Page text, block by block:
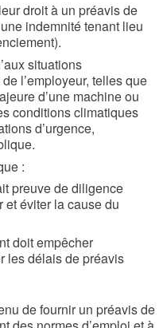
droit à un préavis de
indemnité tenant lieu
situations
l’employeur, telles que
d’une machine ou
conditions climatiques
d’urgence,
:
preuve de diligence
et éviter la cause du
doit empêcher
les délais de préavis
de fournir un préavis de